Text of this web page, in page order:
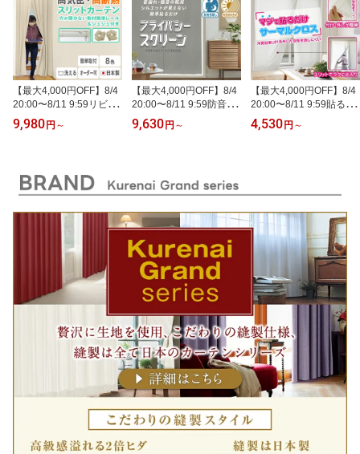
【最大4,000円OFF】8/4
20:00〜8/11 9:59リビン
グ階段や間仕切りに「高
気密・高断熱スリットカ
カーテンサイズ:幅80c
m・90cm/丈230cm・23
5cm・240cm (つっぱ
り カーテン)
9,980円 ～
【最大4,000円OFF】8/4
20:00〜8/11 9:59防音対
策・外からシルエットが
見えない・簡単貼るだけ
9,630円 ～
【最大4,000円OFF】8/4
20:00〜8/11 9:59貼るだ
け2分で防寒・防暑・節
電対策「マジで貼るだけ
4,530円 ～